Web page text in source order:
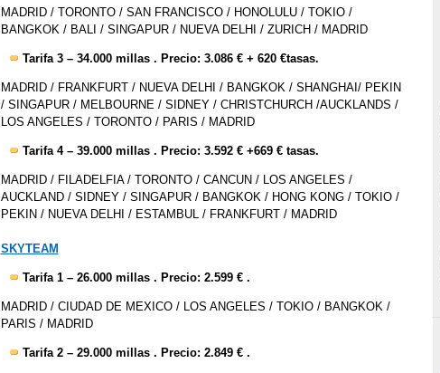
MADRID / TORONTO / SAN FRANCISCO / HONOLULU / TOKIO /
BANGKOK / BALI / SINGAPUR / NUEVA DELHI / ZURICH / MADRID
Tarifa 3 – 34.000 millas . Precio: 3.086 € + 620 €tasas.
MADRID / FRANKFURT / NUEVA DELHI / BANGKOK / SHANGHAI/ PEKIN
/ SINGAPUR / MELBOURNE / SIDNEY / CHRISTCHURCH /AUCKLANDS /
LOS ANGELES / TORONTO / PARIS / MADRID
Tarifa 4 – 39.000 millas . Precio: 3.592 € +669 € tasas.
MADRID / FILADELFIA / TORONTO / CANCUN / LOS ANGELES /
AUCKLAND / SIDNEY / SINGAPUR / BANGKOK / HONG KONG / TOKIO /
PEKIN / NUEVA DELHI / ESTAMBUL / FRANKFURT / MADRID
SKYTEAM
Tarifa 1 – 26.000 millas . Precio: 2.599 € .
MADRID / CIUDAD DE MEXICO / LOS ANGELES / TOKIO / BANGKOK /
PARIS / MADRID
Tarifa 2 – 29.000 millas . Precio: 2.849 € .